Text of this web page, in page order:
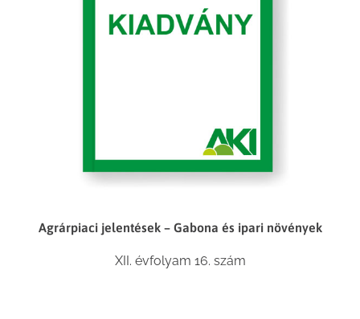
Agrárpiaci jelentések – Gabona és ipari növények
XII. évfolyam 16. szám